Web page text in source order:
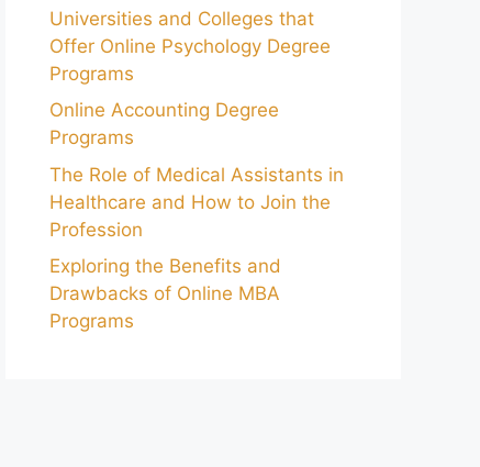
Universities and Colleges that
Offer Online Psychology Degree
Programs
Online Accounting Degree
Programs
The Role of Medical Assistants in
Healthcare and How to Join the
Profession
Exploring the Benefits and
Drawbacks of Online MBA
Programs